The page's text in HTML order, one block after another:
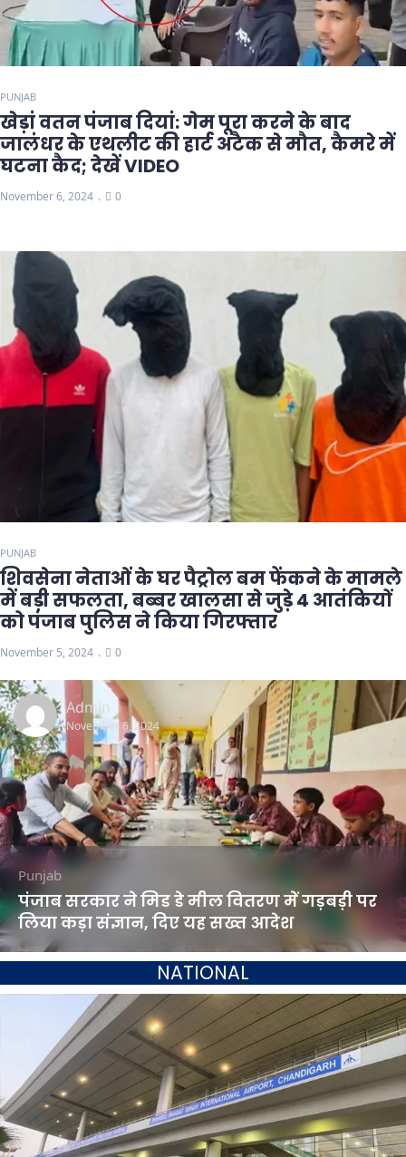
PUNJAB
खेड़ां वतन पंजाब दियां: गेम पूरा करने के बाद
जालंधर के एथलीट की हार्ट अटैक से मौत, कैमरे में
घटना कैद; देखें VIDEO
November 6, 2024 0
PUNJAB
शिवसेना नेताओं के घर पैट्रोल बम फेंकने के मामले
में बड़ी सफलता, बब्बर खालसा से जुड़े 4 आतंकियों
को पंजाब पुलिस ने किया गिरफ्तार
November 5, 2024 0
Admin
November 6, 2024
Punjab
पंजाब सरकार ने मिड डे मील वितरण में गड़बड़ी पर
लिया कड़ा संज्ञान, दिए यह सख्त आदेश
NATIONAL